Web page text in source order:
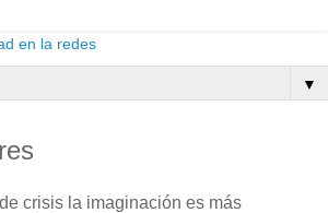
▼
crisis la imaginación es más